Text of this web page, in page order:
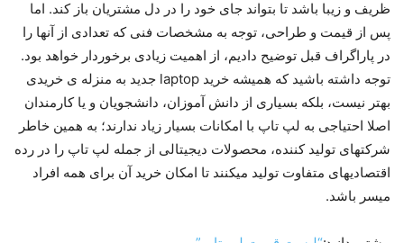
ظریف و زیبا باشد تا بتواند جای خود را در دل مشتریان باز کند. اما
پس از قیمت و طراحی، توجه به مشخصات فنی که تعدادی از آن­ها را
در پاراگراف قبل توضیح دادیم، از اهمیت زیادی برخوردار خواهد بود.
توجه داشته باشید که همیشه خرید laptop جدید به منزله­ ی خریدی
بهتر نیست، بلکه بسیاری از دانش ­آموزان، دانشجویان و یا کارمندان
اصلا احتیاجی به لپ تاپ با امکانات بسیار زیاد ندارند؛ به همین خاطر
شرکت­های تولید کننده، محصولات دیجیتالی از جمله لپ تاپ را در رده
اقتصادی­های متفاوت تولید می­کنند تا امکان خرید آن برای همه افراد
میسر باشد.